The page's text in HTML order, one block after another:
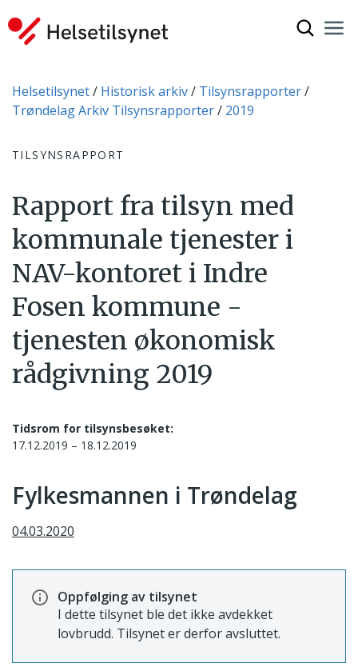
Du er her:
Helsetilsynet Historisk arkiv
Tilsynsrapporter
Trøndelag Arkiv Tilsynsrapporter
2019
TILSYNSRAPPORT
Rapport fra tilsyn med
kommunale tjenester i
NAV-kontoret i Indre
Fosen kommune -
tjenesten økonomisk
rådgivning 2019
Tidsrom for tilsynsbesøket:
17.12.2019 – 18.12.2019
Fylkesmannen i Trøndelag
04.03.2020
Oppfølging av tilsynet
I dette tilsynet ble det ikke avdekket
lovbrudd. Tilsynet er derfor avsluttet.